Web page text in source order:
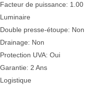
Facteur de puissance: 1.00
Luminaire
Double presse-étoupe: Non
Drainage: Non
Protection UVA: Oui
Garantie: 2 Ans
Logistique